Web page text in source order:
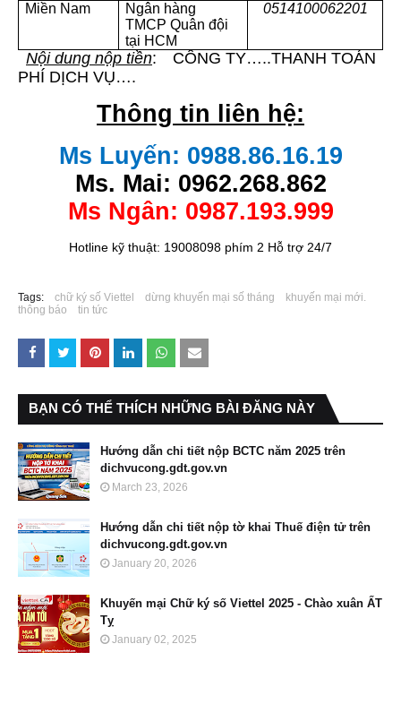
Miền Nam
Ngân hàng
TMCP Quân đội
tại HCM
0514100062201
Nội dung nộp tiền:
CÔNG TY…..THANH TOÁN
PHÍ DỊCH VỤ….
Thông tin liên hệ:
Ms Luyến: 0988.86.16.19
Ms. Mai: 0962.268.862
Ms Ngân: 0987.193.999
Hotline kỹ thuật: 19008098 phím 2 Hỗ trợ 24/7
Tags: chữ ký số Viettel dừng khuyến mại số tháng
khuyến mại mới.
thông báo
tin tức
BẠN CÓ THỂ THÍCH NHỮNG BÀI ĐĂNG NÀY
Hướng dẫn chi tiết nộp BCTC năm 2025 trên
dichvucong.gdt.gov.vn
March 23, 2026
Hướng dẫn chi tiết nộp tờ khai Thuế điện tử trên
dichvucong.gdt.gov.vn
January 20, 2026
Khuyến mại Chữ ký số Viettel 2025 - Chào xuân ẤT
Tỵ
January 02, 2025